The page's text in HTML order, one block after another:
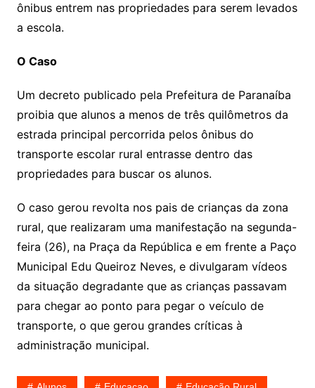
ônibus entrem nas propriedades para serem levados
a escola.
O Caso
Um decreto publicado pela Prefeitura de Paranaíba
proibia que alunos a menos de três quilômetros da
estrada principal percorrida pelos ônibus do
transporte escolar rural entrasse dentro das
propriedades para buscar os alunos.
O caso gerou revolta nos pais de crianças da zona
rural, que realizaram uma manifestação na segunda-
feira (26), na Praça da República e em frente a Paço
Municipal Edu Queiroz Neves, e divulgaram vídeos
da situação degradante que as crianças passavam
para chegar ao ponto para pegar o veículo de
transporte, o que gerou grandes críticas à
administração municipal.